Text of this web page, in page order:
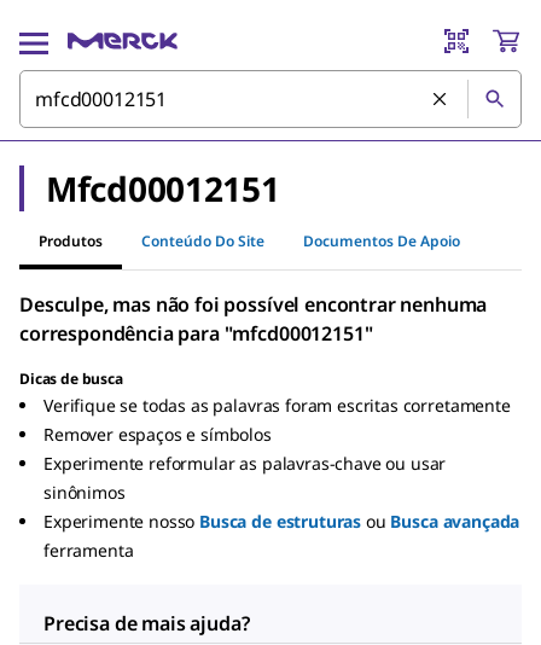
Mfcd00012151
Produtos Conteúdo Do Site Documentos De Apoio
Desculpe, mas não foi possível encontrar nenhuma
correspondência para "mfcd00012151"
Dicas de busca
Verifique se todas as palavras foram escritas corretamente
Remover espaços e símbolos
Experimente reformular as palavras-chave ou usar
sinônimos
Experimente nosso Busca de estruturas ou Busca avançada
ferramenta
Precisa de mais ajuda?